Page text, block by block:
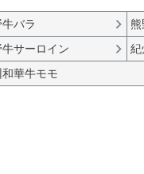
バラ
熊
サーロイン
紀
華牛モモ